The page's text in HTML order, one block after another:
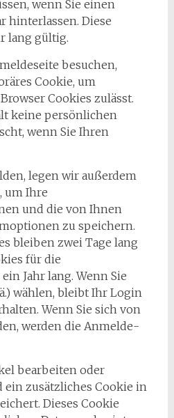
wenn Sie einen
hinterlassen. Diese
lang gültig.
besuchen,
Cookie, um
Cookies zulässt.
keine persönlichen
wenn Sie Ihren
legen wir außerdem
um Ihre
und die von Ihnen
zu speichern.
bleiben zwei Tage lang
für die
Jahr lang. Wenn Sie
wählen, bleibt Ihr Login
Wenn Sie sich von
werden die Anmelde-
bearbeiten oder
zusätzliches Cookie in
Dieses Cookie